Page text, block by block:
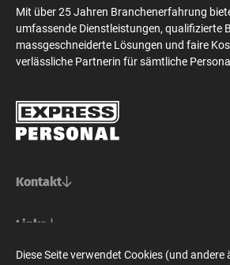
Mit über 25 Jahren Branchenerfahrung
umfassende Dienstleistungen, qualifizierte
massgeschneiderte Lösungen und faire
verlässliche Partnerin für sämtliche
Kontakt
Basel/Nordwestschweiz
Steinenvorstadt 73
Bern/Mittelland
Links
Für Stellensuchende
Diese Seite verwendet Cookies (und andere